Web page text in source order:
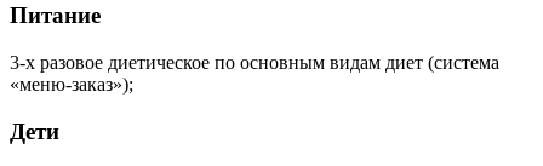
Питание
3-х разовое диетическое по основным видам диет (система
«меню-заказ»);
Дети